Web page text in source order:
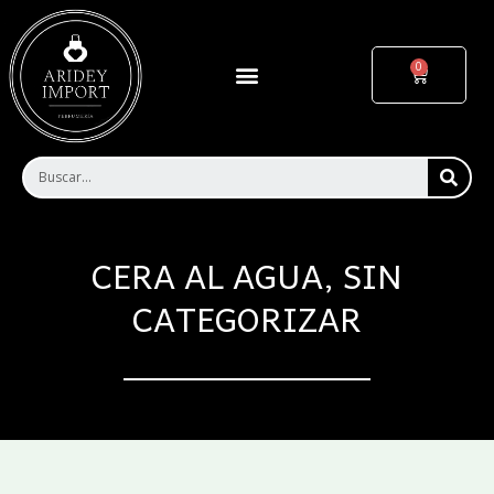
contenido
Menu Cart
CERA AL AGUA, SIN
CATEGORIZAR